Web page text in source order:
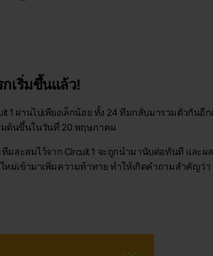
เริ่มขึ้นแล้ว!
1 ผ่านไปเพียงเล็กน้อย ทั้ง 24 ทีมกลับมารวมตัวกันอี
มต้นขึ้นในวันที่ 20 พฤษภาคม
มสะสมไว้จาก Circuit 1 จะถูกนำมานับต่อทันที และ
หม่เข้ามาเพิ่มความท้าทาย ทำให้เกิดคำถามสำคัญว่